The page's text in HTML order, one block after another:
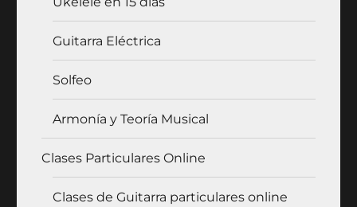
Guitarra Eléctrica
Solfeo
Armonía y Teoría Musical
Clases Particulares Online
Clases de Guitarra particulares online